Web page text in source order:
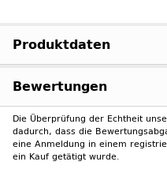
Produktdaten
Bewertungen
Die Überprüfung der Echtheit
dadurch, dass die
eine Anmeldung in einem
ein Kauf getätigt wurde.